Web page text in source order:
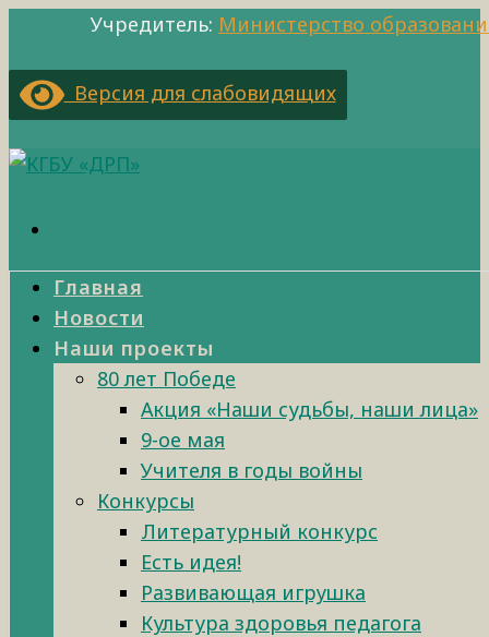
Учредитель: Министерство
Версия для слабовидящих
Главная
Новости
Наши проекты
80 лет Победе
Акция «Наши судьбы, наши лица»
9-ое мая
Учителя в годы войны
Конкурсы
Литературный конкурс
Есть идея!
Развивающая игрушка
Культура здоровья педагога